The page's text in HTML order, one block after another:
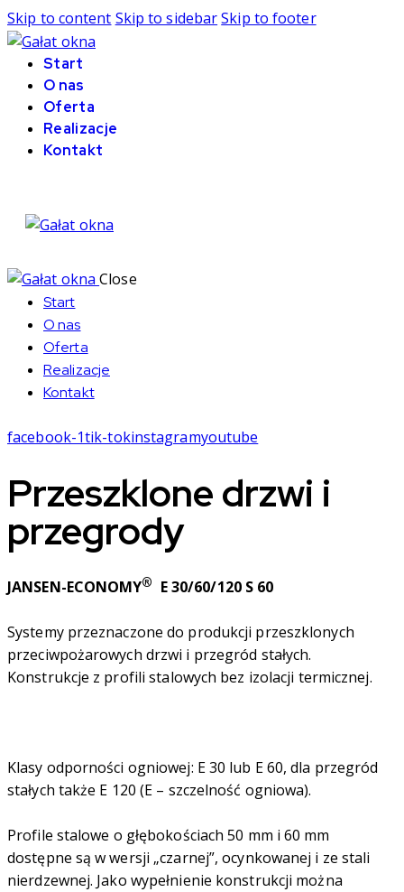
Skip to content Skip to sidebarSkip to footer
Start
O nas
Oferta
Realizacje
Kontakt
Close
Start
O nas
Oferta
Realizacje
Kontakt
facebook-1tik-tokinstagramyoutube
Przeszklone drzwi i
przegrody
JANSEN-ECONOMY® E 30/60/120 S 60
Systemy przeznaczone do produkcji przeszklonych
przeciwpożarowych drzwi i przegród stałych.
Konstrukcje z profili stalowych bez izolacji termicznej.
Klasy odporności ogniowej: E 30 lub E 60, dla przegród
stałych także E 120 (E – szczelność ogniowa).
Profile stalowe o głębokościach 50 mm i 60 mm
dostępne są w wersji „czarnej”, ocynkowanej i ze stali
nierdzewnej. Jako wypełnienie konstrukcji można